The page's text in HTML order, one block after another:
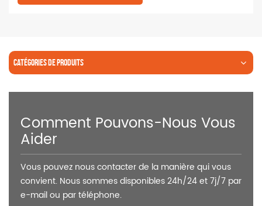
CATÉGORIES DE PRODUITS
Comment Pouvons-Nous Vous
Aider
Vous pouvez nous contacter de la manière qui vous
convient. Nous sommes disponibles 24h/24 et 7j/7 par
e-mail ou par téléphone.